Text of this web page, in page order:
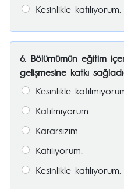
Kesinlikle katılıyorum.
6. Bölümümün eğitim
gelişmesine katkı
Kesinlikle
Katılmıyorum.
Kararsızım.
Katılıyorum.
Kesinlikle katılıyorum.